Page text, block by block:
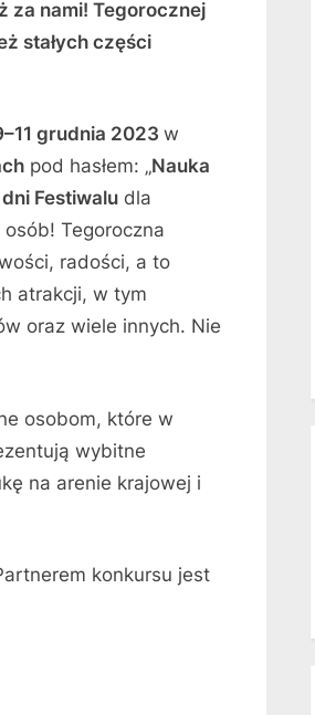
za nami! Tegorocznej
stałych części
grudnia 2023 w
pod hasłem: „Nauka
Festiwalu dla
Tegoroczna
radości, a to
atrakcji, w tym
oraz wiele innych. Nie
osobom, które w
wybitne
na arenie krajowej i
konkursu jest